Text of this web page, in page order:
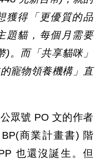
獲得「更優質的品
題貓，每個月需要
。而「共享貓咪」
寵物領養機構」直
眾號 PO 文的作者
商業計畫書) 階
也還沒誕生。但